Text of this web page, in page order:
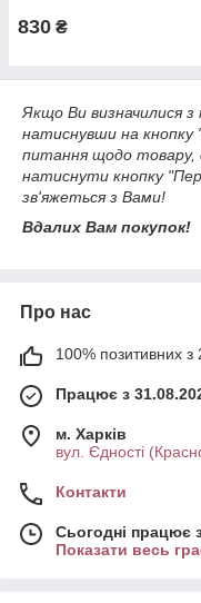
830 ₴
Якщо Ви визначилися
натиснувши на кнопку
питання щодо
натиснути кнопку
зв'яжеться з Вами!
Вдалих Вам покупок!
Про нас
100% позитивних з
Працює з
м. Харків
вул. Єдності
Контакти
Сьогодні працює
Показати весь